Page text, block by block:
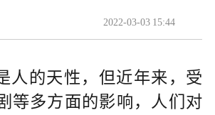
2022-03-03 15:44
人的天性，但近年来，受
等多方面的影响，人们对